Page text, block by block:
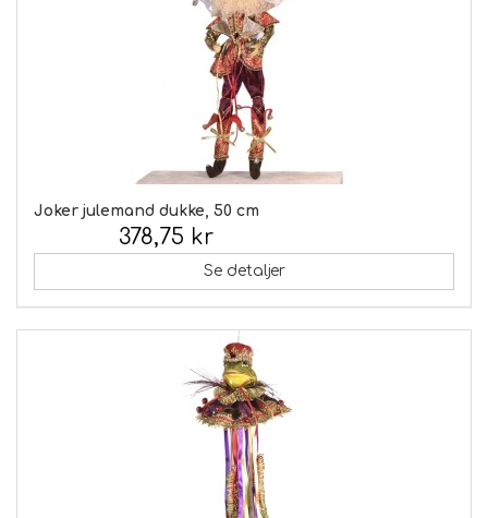
Joker julemand dukke, 50 cm
378,75 kr
Se detaljer